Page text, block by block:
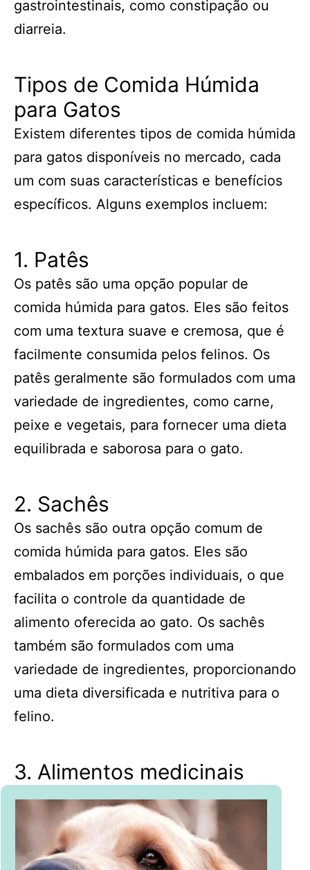
gastrointestinais, como constipação ou
diarreia.
Tipos de Comida Húmida
para Gatos
Existem diferentes tipos de comida húmida
para gatos disponíveis no mercado, cada
um com suas características e benefícios
específicos. Alguns exemplos incluem:
1. Patês
Os patês são uma opção popular de
comida húmida para gatos. Eles são feitos
com uma textura suave e cremosa, que é
facilmente consumida pelos felinos. Os
patês geralmente são formulados com uma
variedade de ingredientes, como carne,
peixe e vegetais, para fornecer uma dieta
equilibrada e saborosa para o gato.
2. Sachês
Os sachês são outra opção comum de
comida húmida para gatos. Eles são
embalados em porções individuais, o que
facilita o controle da quantidade de
alimento oferecida ao gato. Os sachês
também são formulados com uma
variedade de ingredientes, proporcionando
uma dieta diversificada e nutritiva para o
felino.
3. Alimentos medicinais